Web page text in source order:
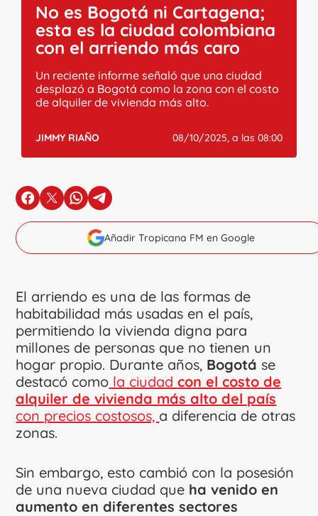
No es Bogotá ni Cartagena;
esta es la ciudad colombiana
con el arriendo más caro
Un reciente informe señaló que una ciudad
desplazó a Bogotá como la zona con el costo
de alquiler de vivienda más alto.
JIMMY RIAÑO 08/10/2025, a las 08:00
en Facebook
en Xen Whatsapp
en Telegram
Añadir Tropicana FM en Google
El arriendo es una de las formas de
habitabilidad más usadas en el país,
permitiendo la vivienda digna para
millones de personas que no tienen un
hogar propio. Durante años, Bogotá se
destacó como la ciudadcon el costo de
alquiler de vivienda más alto del país
con precios costosos, a diferencia de otras
zonas.
Sin embargo, esto cambió con la posesión
de una nueva ciudad que ha venido en
aumento en diferentes sectores